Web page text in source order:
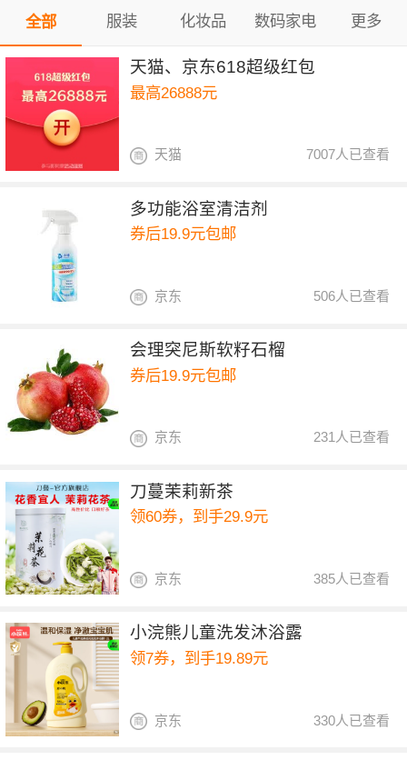
全部 服装 化妆品 数码家电 更多
天猫、京东618超级红包
最高26888元
7007人已查看
天猫
多功能浴室清洁剂
券后19.9元包邮
506人已查看
京东
会理突尼斯软籽石榴
券后19.9元包邮
231人已查看
京东
刀蔓茉莉新茶
领60券，到手29.9元
385人已查看
京东
小浣熊儿童洗发沐浴露
领7券，到手19.89元
330人已查看
京东